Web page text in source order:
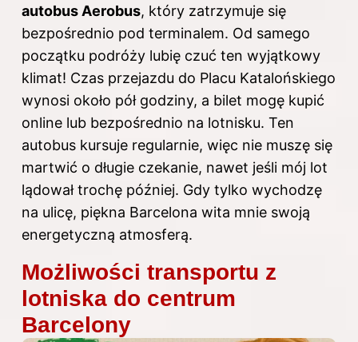
autobus Aerobus, który zatrzymuje się
bezpośrednio pod terminalem. Od samego
początku podróży lubię czuć ten wyjątkowy
klimat! Czas przejazdu do Placu Katalońskiego
wynosi około pół godziny, a bilet mogę kupić
online lub bezpośrednio na lotnisku. Ten
autobus kursuje regularnie, więc nie muszę się
martwić o długie czekanie, nawet jeśli mój lot
lądował trochę później. Gdy tylko wychodzę
na ulicę, piękna Barcelona wita mnie swoją
energetyczną atmosferą.
Możliwości transportu z
lotniska do centrum
Barcelony